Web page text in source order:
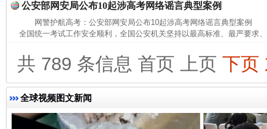
公安部网安局公布10起涉高考网络谣言典型案例
网警护航高考：公安部网安局公布10起涉高考网络谣言典型案例
全国统一考试工作安全顺利，全国公安机关坚持以最高标准、最严要求
共 789 条信息 首页 上页 下页
全球视频图文新闻
东山县通报“牛蛙产品抗生素超标问题”